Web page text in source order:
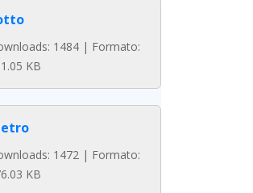
1484 | Formato:
KB
1472 | Formato:
KB